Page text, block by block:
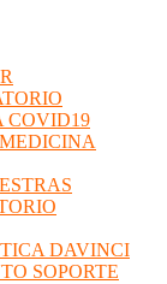
COVID19
DAVINCI
SOPORTE